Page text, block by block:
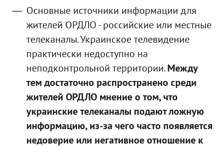
Основные источники информации для
жителей ОРДЛО - российские или местные
телеканалы. Украинское телевидение
практически недоступно на
неподконтрольной территории.Между
тем достаточно распространено среди
жителей ОРДЛО мнение о том, что
украинские телеканалы подают ложную
информацию, из-за чего часто появляется
недоверие или негативное отношение к